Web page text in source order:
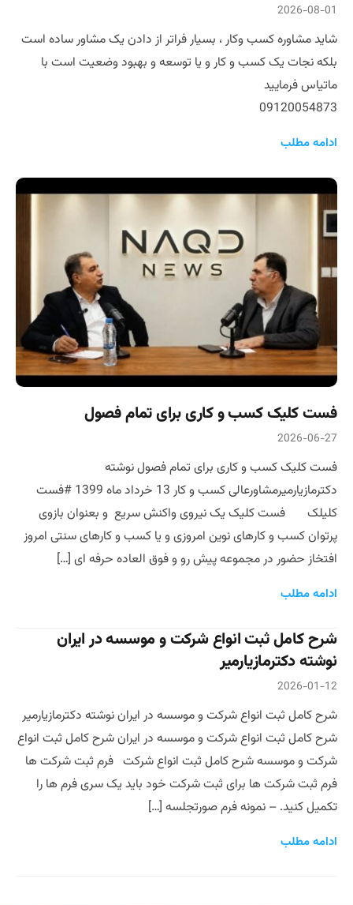
2026-08-01
شاید مشاوره کسب و‌کار ، بسیار فراتر از دادن یک مشاور ساده است
بلکه نجات یک کسب و کار و یا توسعه و بهبود وضعیت است با
ماتیاس فرمایید
09120054873
ادامه مطلب
فست کلیک کسب و کاری برای تمام فصول
2026-06-27
فست کلیک کسب و کاری برای تمام فصول نوشته
دکترمازیارمیرمشاورعالی کسب و کار 13 خرداد ماه 1399 #فست
کلیلک فست کلیک یک نیروی واکنش سریع و بعنوان بازوی
پرتوان کسب و کارهای نوین امروزی و یا کسب و کارهای سنتی امروز
افتخاز حضور در مجموعه پیش رو و فوق العاده حرفه ای […]
ادامه مطلب
شرح کامل ثبت انواع شرکت و موسسه در ایران
نوشته دکترمازیارمیر
2026-01-12
شرح کامل ثبت انواع شرکت و موسسه در ایران نوشته دکترمازیارمیر
شرح کامل ثبت انواع شرکت و موسسه در ایران شرح کامل ثبت انواع
شرکت و موسسه شرح کامل ثبت انواع شرکت فرم ثبت شرکت ها
فرم ثبت شرکت ها برای ثبت شرکت خود باید یک سری فرم ها را
تکمیل کنید. – نمونه فرم صورتجلسه […]
ادامه مطلب